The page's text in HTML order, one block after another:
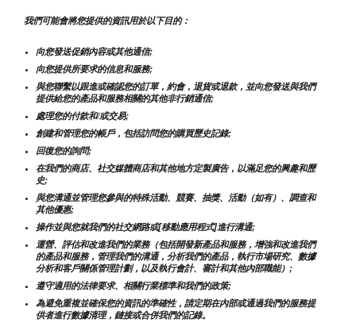
我們可能會將您提供的資訊用於以下目的：
向您發送促銷內容或其他通信;
向您提供所要求的信息和服務;
與您聯繫以跟進或確認您的訂單，約會，退貨或退款，並向您發送與我們
提供給您的產品和服務相關的其他非行銷通信;
處理您的付款和/或交易;
創建和管理您的帳戶，包括訪問您的購買歷史記錄;
回復您的詢問;
在我們的商店、社交媒體商店和其他地方定製廣告，以滿足您的興趣和歷
史;
與您溝通並管理您參與的特殊活動、競賽、抽獎、活動（如有）、調查和
其他優惠;
操作並與您就我們的社交網路或[移動應用程式]進行溝通;
運營、評估和改進我們的業務（包括開發新產品和服務，增強和改進我們
的產品和服務，管理我們的溝通，分析我們的產品，執行市場研究、數據
分析和客戶關係管理計劃，以及執行會計、審計和其他內部職能）;
遵守適用的法律要求、相關行業標準和我們的政策;
為避免重複並確保您的資訊的準確性，請定期在內部或通過我們的服務提
供者進行數據清理，鏈接或合併我們的記錄。